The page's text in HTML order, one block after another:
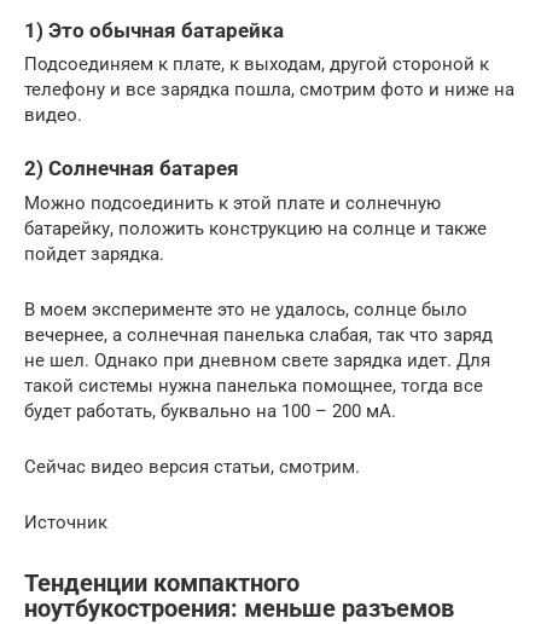
1) Это обычная батарейка
Подсоединяем к плате, к выходам, другой стороной к
телефону и все зарядка пошла, смотрим фото и ниже на
видео.
2) Солнечная батарея
Можно подсоединить к этой плате и солнечную
батарейку, положить конструкцию на солнце и также
пойдет зарядка.
В моем эксперименте это не удалось, солнце было
вечернее, а солнечная панелька слабая, так что заряд
не шел. Однако при дневном свете зарядка идет. Для
такой системы нужна панелька помощнее, тогда все
будет работать, буквально на 100 – 200 мА.
Сейчас видео версия статьи, смотрим.
Источник
Тенденции компактного
ноутбукостроения: меньше разъемов